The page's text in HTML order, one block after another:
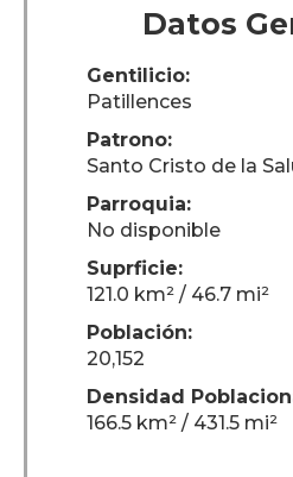
Datos
Gentilicio:
Patillences
Patrono:
Santo Cristo de la
Parroquia:
No disponible
Suprficie:
121.0 km² / 46.7 mi²
Población:
20,152
Densidad
166.5 km² / 431.5 mi²